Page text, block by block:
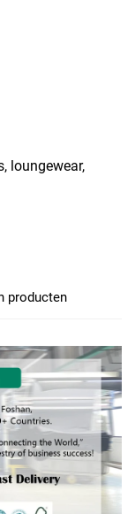
loungewear,
producten